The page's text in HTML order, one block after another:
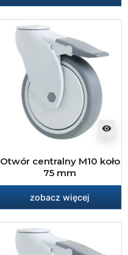
visibility
Otwór centralny M10 koło
75 mm
zobacz więcej